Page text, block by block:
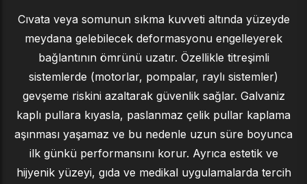
Cıvata veya somunun sıkma kuvveti altında yüzeyde
meydana gelebilecek deformasyonu engelleyerek
bağlantının ömrünü uzatır. Özellikle titreşimli
sistemlerde (motorlar, pompalar, raylı sistemler)
gevşeme riskini azaltarak güvenlik sağlar. Galvaniz
kaplı pullara kıyasla, paslanmaz çelik pullar kaplama
aşınması yaşamaz ve bu nedenle uzun süre boyunca
ilk günkü performansını korur. Ayrıca estetik ve
hijyenik yüzeyi, gıda ve medikal uygulamalarda tercih